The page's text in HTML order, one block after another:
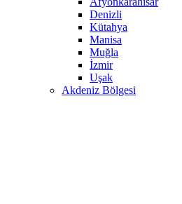
Denizli
Kütahya
Manisa
Muğla
İzmir
Uşak
Akdeniz Bölgesi